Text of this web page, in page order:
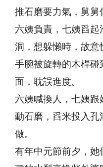
推石磨要力氣，舅舅
六姨負責，七姨舀
洞，想躲懶時，故
手腕被旋轉的木桿碰
面，耽誤進度。
六姨喊換人，七姨
動石磨，舀米投入孔
做。
有年中元節前夕，她